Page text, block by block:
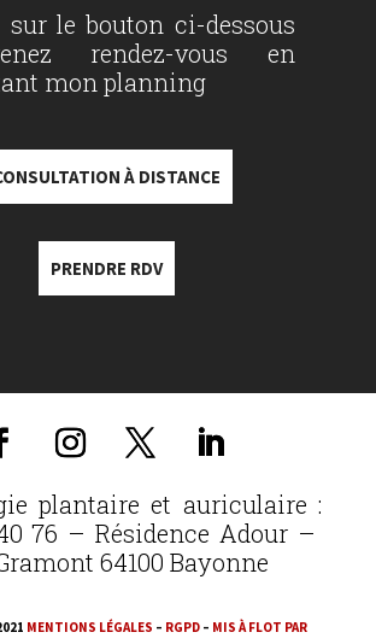
sur le bouton ci-dessous
rendez-vous en
mon planning
À DISTANCE
PRENDRE RDV
plantaire et auriculaire :
76 – Résidence Adour –
64100 Bayonne
MENTIONS LÉGALES – RGPD – MIS À FLOT PAR